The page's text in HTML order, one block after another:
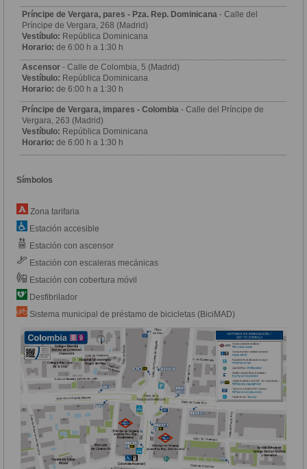
Príncipe de Vergara, pares - Pza. Rep. Dominicana - Calle del
Príncipe de Vergara, 268 (Madrid)
Vestíbulo: República Dominicana
Horario: de 6:00 h a 1:30 h
Ascensor - Calle de Colombia, 5 (Madrid)
Vestíbulo: República Dominicana
Horario: de 6:00 h a 1:30 h
Príncipe de Vergara, impares - Colombia - Calle del Príncipe de
Vergara, 263 (Madrid)
Vestíbulo: República Dominicana
Horario: de 6:00 h a 1:30 h
Símbolos
Zona tarifaria
Estación accesible
Estación con ascensor
Estación con escaleras mecánicas
Estación con cobertura móvil
Desfibrilador
Sistema municipal de préstamo de bicicletas (BiciMAD)